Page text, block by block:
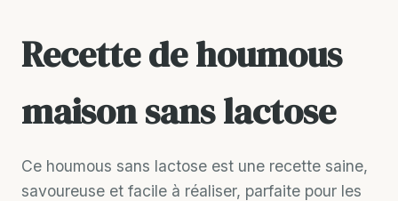
Recette de houmous
maison sans lactose
Ce houmous sans lactose est une recette saine,
savoureuse et facile à réaliser, parfaite pour les